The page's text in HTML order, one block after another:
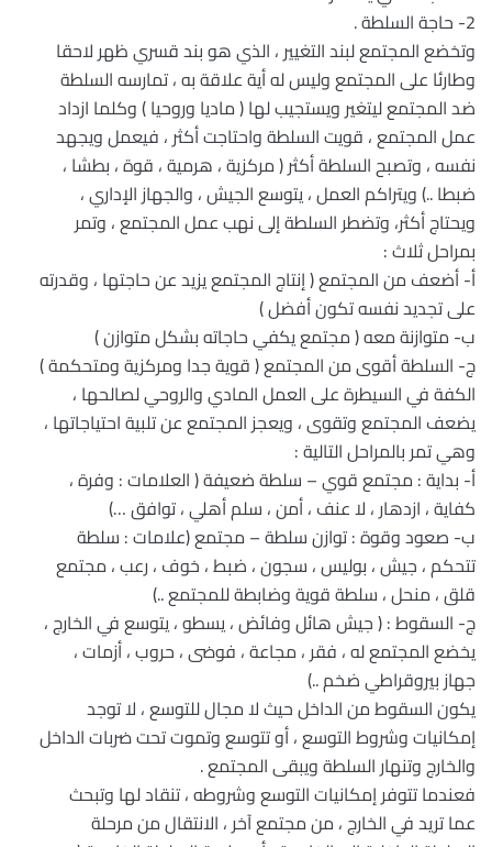
2- حاجة السلطة .
وتخضع المجتمع لبند التغيير ، الذي هو بند قسري ظهر لاحقا
وطارئا على المجتمع وليس له أية علاقة به ، تمارسه السلطة
ضد المجتمع ليتغير ويستجيب لها ( ماديا وروحيا ) وكلما ازداد
عمل المجتمع ، قويت السلطة واحتاجت أكثر ، فيعمل ويجهد
نفسه ، وتصبح السلطة أكثر ( مركزية ، هرمية ، قوة ، بطشا ،
ضبطا ..) ويتراكم العمل ، يتوسع الجيش ، والجهاز الإداري ،
ويحتاج أكثر، وتضطر السلطة إلى نهب عمل المجتمع ، وتمر
بمراحل ثلاث :
أ‌- أضعف من المجتمع ( إنتاج المجتمع يزيد عن حاجتها ، وقدرته
على تجديد نفسه تكون أفضل )
ب‌- متوازنة معه ( مجتمع يكفي حاجاته بشكل متوازن )
ج- السلطة أقوى من المجتمع ( قوية جدا ومركزية ومتحكمة )
الكفة في السيطرة على العمل المادي والروحي لصالحها ،
يضعف المجتمع وتقوى ، ويعجز المجتمع عن تلبية احتياجاتها ،
وهي تمر بالمراحل التالية :
أ- بداية : مجتمع قوي – سلطة ضعيفة ( العلامات : وفرة ،
كفاية ، ازدهار ، لا عنف ، أمن ، سلم أهلي ، توافق …)
ب- صعود وقوة : توازن سلطة – مجتمع (علامات : سلطة
تتحكم ، جيش ، بوليس ، سجون ، ضبط ، خوف ، رعب ، مجتمع
قلق ، منحل ، سلطة قوية وضابطة للمجتمع ..)
ج- السقوط : ( جيش هائل وفائض ، يسطو ، يتوسع في الخارج ،
يخضع المجتمع له ، فقر ، مجاعة ، فوضى ، حروب ، أزمات ،
جهاز بيروقراطي ضخم ..)
يكون السقوط من الداخل حيث لا مجال للتوسع ، لا توجد
إمكانيات وشروط التوسع ، أو تتوسع وتموت تحت ضربات الداخل
والخارج وتنهار السلطة ويبقى المجتمع .
فعندما تتوفر إمكانيات التوسع وشروطه ، تنقاد لها وتبحث
عما تريد في الخارج ، من مجتمع آخر ، الانتقال من مرحلة